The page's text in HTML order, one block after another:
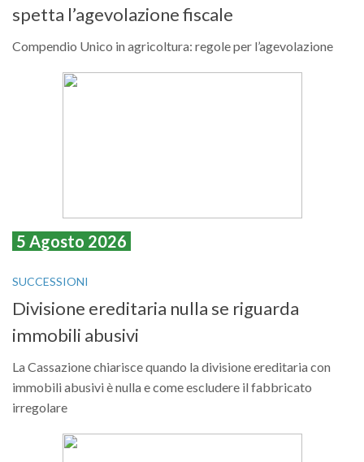
spetta l’agevolazione fiscale
Compendio Unico in agricoltura: regole per l’agevolazione
5 Agosto 2026
SUCCESSIONI
Divisione ereditaria nulla se riguarda
immobili abusivi
La Cassazione chiarisce quando la divisione ereditaria con
immobili abusivi è nulla e come escludere il fabbricato
irregolare